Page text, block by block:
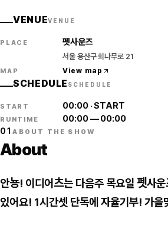
VENUEVENUE
PLACE 펫사운즈
서울 용산구 회나무로 21
MAP View map
SCHEDULE SCHEDULE
START 00:00·START
RUNTIME 00:00—00:00
01ABOUT THE SHOW
About
안뇽! 이디어츠는 다음주 목요일
있어요! 1시간셋 단독에 자율기부!